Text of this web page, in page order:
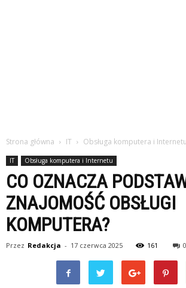
Strona główna IT Obsługa komputera i Internetu
IT Obsługa komputera i Internetu
CO OZNACZA
ZNAJOMOŚĆ OBSŁUGI
KOMPUTERA?
Przez Redakcja - 17 czerwca 2025 161 0